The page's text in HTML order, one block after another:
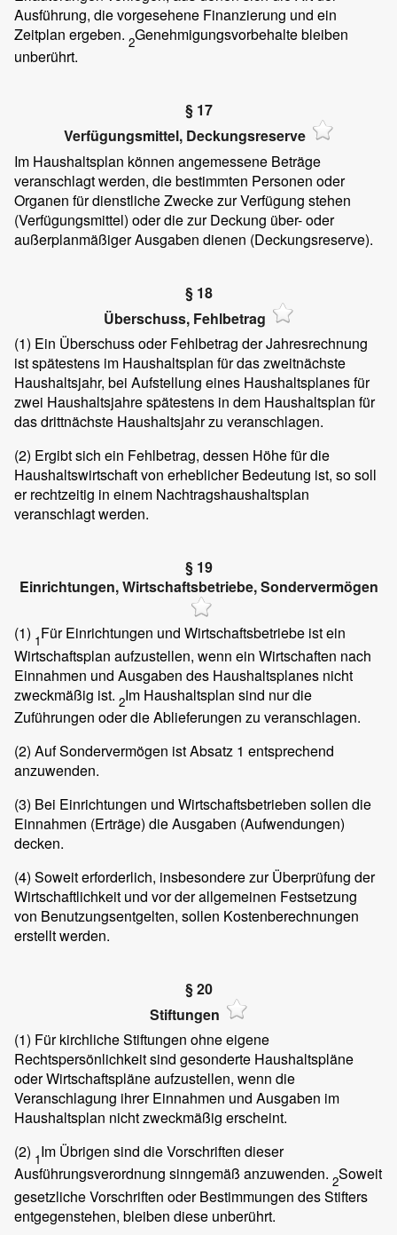
Ausführung, die vorgesehene Finanzierung und ein
Zeitplan ergeben. 2Genehmigungsvorbehalte bleiben
unberührt.
§ 17
Verfügungsmittel, Deckungsreserve
Im Haushaltsplan können angemessene Beträge
veranschlagt werden, die bestimmten Personen oder
Organen für dienstliche Zwecke zur Verfügung stehen
(Verfügungsmittel) oder die zur Deckung über- oder
außerplanmäßiger Ausgaben dienen (Deckungsreserve).
§ 18
Überschuss, Fehlbetrag
(1) Ein Überschuss oder Fehlbetrag der Jahresrechnung
ist spätestens im Haushaltsplan für das zweitnächste
Haushaltsjahr, bei Aufstellung eines Haushaltsplanes für
zwei Haushaltsjahre spätestens in dem Haushaltsplan für
das drittnächste Haushaltsjahr zu veranschlagen.
(2) Ergibt sich ein Fehlbetrag, dessen Höhe für die
Haushaltswirtschaft von erheblicher Bedeutung ist, so soll
er rechtzeitig in einem Nachtragshaushaltsplan
veranschlagt werden.
§ 19
Einrichtungen, Wirtschaftsbetriebe, Sondervermögen
(1) 1Für Einrichtungen und Wirtschaftsbetriebe ist ein
Wirtschaftsplan aufzustellen, wenn ein Wirtschaften nach
Einnahmen und Ausgaben des Haushaltsplanes nicht
zweckmäßig ist. 2Im Haushaltsplan sind nur die
Zuführungen oder die Ablieferungen zu veranschlagen.
(2) Auf Sondervermögen ist Absatz 1 entsprechend
anzuwenden.
(3) Bei Einrichtungen und Wirtschaftsbetrieben sollen die
Einnahmen (Erträge) die Ausgaben (Aufwendungen)
decken.
(4) Soweit erforderlich, insbesondere zur Überprüfung der
Wirtschaftlichkeit und vor der allgemeinen Festsetzung
von Benutzungsentgelten, sollen Kostenberechnungen
erstellt werden.
§ 20
Stiftungen
(1) Für kirchliche Stiftungen ohne eigene
Rechtspersönlichkeit sind gesonderte Haushaltspläne
oder Wirtschaftspläne aufzustellen, wenn die
Veranschlagung ihrer Einnahmen und Ausgaben im
Haushaltsplan nicht zweckmäßig erscheint.
(2) 1Im Übrigen sind die Vorschriften dieser
Ausführungsverordnung sinngemäß anzuwenden. 2Soweit
gesetzliche Vorschriften oder Bestimmungen des Stifters
entgegenstehen, bleiben diese unberührt.